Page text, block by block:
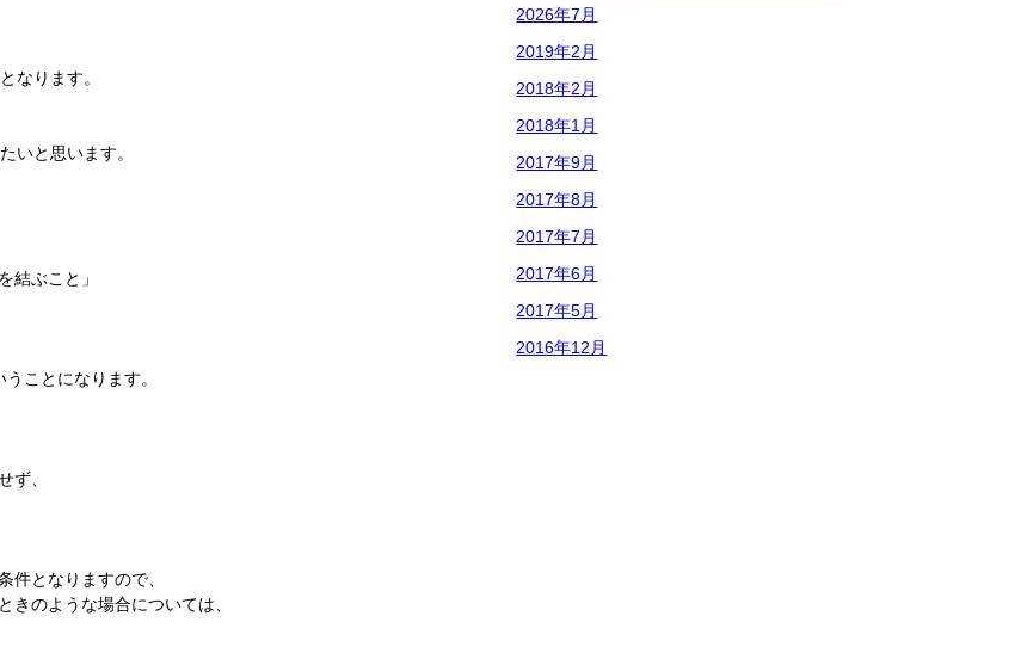
なります。
いと思います。
結ぶこと」
ことになります。
ず、
件となりますので、
のような場合については、
2026年7月
2019年2月
2018年2月
2018年1月
2017年9月
2017年8月
2017年7月
2017年6月
2017年5月
2016年12月